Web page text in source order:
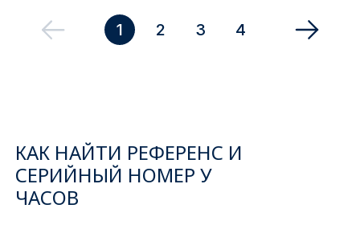
1 2 3 4
КАК НАЙТИ РЕФЕРЕНС И
СЕРИЙНЫЙ НОМЕР У
ЧАСОВ